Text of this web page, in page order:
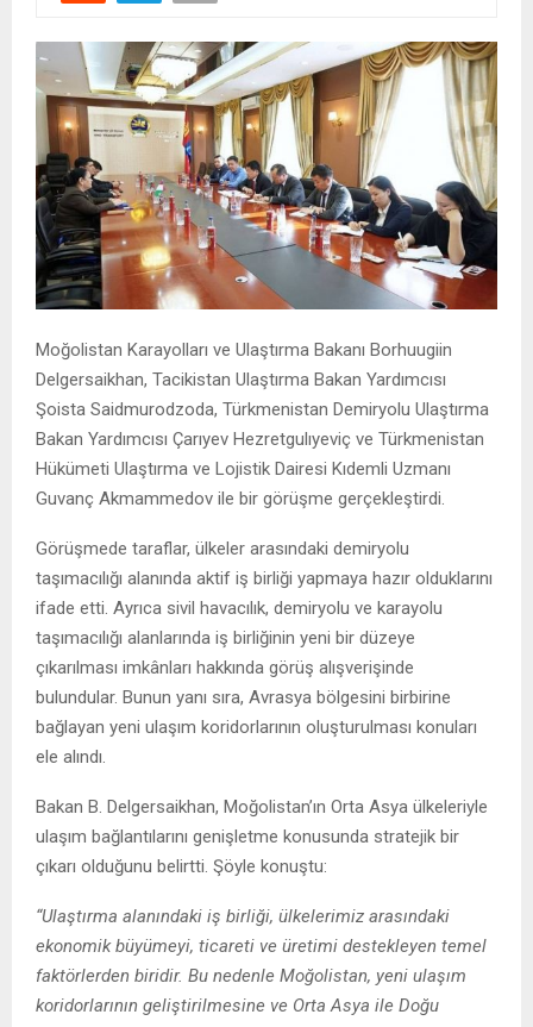
Moğolistan Karayolları ve Ulaştırma Bakanı Borhuugiin
Delgersaikhan, Tacikistan Ulaştırma Bakan Yardımcısı
Şoista Saidmurodzoda, Türkmenistan Demiryolu Ulaştırma
Bakan Yardımcısı Çarıyev Hezretgulıyeviç ve Türkmenistan
Hükümeti Ulaştırma ve Lojistik Dairesi Kıdemli Uzmanı
Guvanç Akmammedov ile bir görüşme gerçekleştirdi.
Görüşmede taraflar, ülkeler arasındaki demiryolu
taşımacılığı alanında aktif iş birliği yapmaya hazır olduklarını
ifade etti. Ayrıca sivil havacılık, demiryolu ve karayolu
taşımacılığı alanlarında iş birliğinin yeni bir düzeye
çıkarılması imkânları hakkında görüş alışverişinde
bulundular. Bunun yanı sıra, Avrasya bölgesini birbirine
bağlayan yeni ulaşım koridorlarının oluşturulması konuları
ele alındı.
Bakan B. Delgersaikhan, Moğolistan’ın Orta Asya ülkeleriyle
ulaşım bağlantılarını genişletme konusunda stratejik bir
çıkarı olduğunu belirtti. Şöyle konuştu:
“Ulaştırma alanındaki iş birliği, ülkelerimiz arasındaki
ekonomik büyümeyi, ticareti ve üretimi destekleyen temel
faktörlerden biridir. Bu nedenle Moğolistan, yeni ulaşım
koridorlarının geliştirilmesine ve Orta Asya ile Doğu